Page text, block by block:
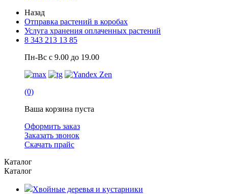
Назад
Отправка растений в коробах
Услуга хранения оплаченных растений
8 343 213 13 85
Пн-Вс с 9.00 до 19.00
(0)
Ваша корзина пуста
Оформить заказ
Заказать звонок
Скачать прайс
Каталог
Каталог
Хвойные деревья и кустарники